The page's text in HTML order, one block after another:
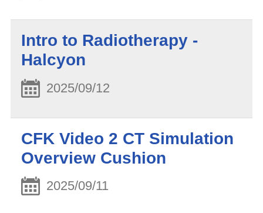
Intro to Radiotherapy -
Halcyon
2025/09/12
CFK Video 2 CT Simulation
Overview Cushion
2025/09/11